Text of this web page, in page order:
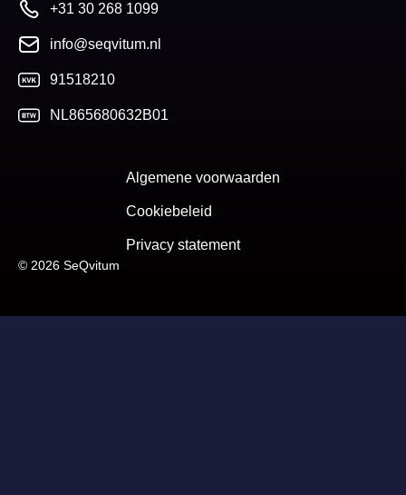
+31 30 268 1099
info@seqvitum.nl
91518210
NL865680632B01
© 2026 SeQvitum
Algemene voorwaarden
Cookiebeleid
Privacy statement